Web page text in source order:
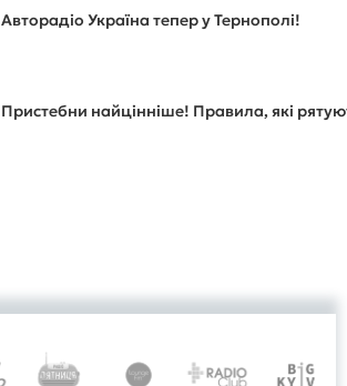
Авторадіо Україна тепер у Тернополі!
Пристебни найцінніше! Правила, які